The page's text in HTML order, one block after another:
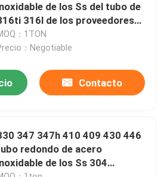
autógena de acero inoxidable
de acero inoxidable
carbono
la hoja de acero
de los Ss del tubo de
316l de los proveedores
del tubo
：1TON
：Negotiable
Contacto
347 347h 410 409 430 446
redondo de acero
de los Ss 304